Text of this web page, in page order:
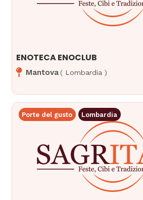
ENOTECA ENOCLUB
Mantova ( Lombardia )
Porte del gusto Lombardia